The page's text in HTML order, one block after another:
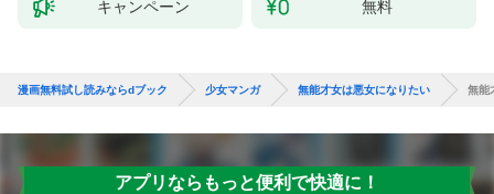
キャンペーン 無料
漫画無料試し読みならdブック 少女マンガ 無能才女は悪女になりたい 無能
アプリならもっと便利で快適に！